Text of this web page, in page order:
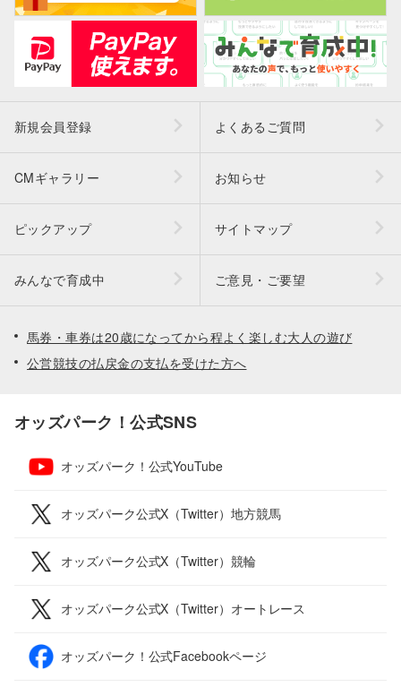
新規会員登録 よくあるご質問
CMギャラリー お知らせ
ピックアップ サイトマップ
みんなで育成中 ご意見・ご要望
馬券・車券は20歳になってから程よく楽しむ大人の遊び
公営競技の払戻金の支払を受けた方へ
オッズパーク！公式SNS
オッズパーク！公式YouTube
オッズパーク公式X（Twitter）地方競馬
オッズパーク公式X（Twitter）競輪
オッズパーク公式X（Twitter）オートレース
オッズパーク！公式Facebookページ